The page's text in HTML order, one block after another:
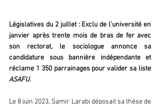
Législatives du 2 juillet : Exclu de l’université en
janvier après trente mois de bras de fer avec
son rectorat, le sociologue annonce sa
candidature sous bannière indépendante et
ASAFU.
Le 8 juin 2023, Samir Larabi déposait sa thèse de